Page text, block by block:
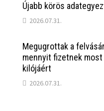
Újabb körös
2026.07.31.
Megugrottak a
mennyit fizetnek most
kilójáért
2026.07.31.